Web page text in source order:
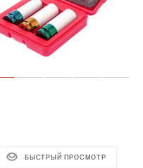
БЫСТРЫЙ ПРОСМОТР